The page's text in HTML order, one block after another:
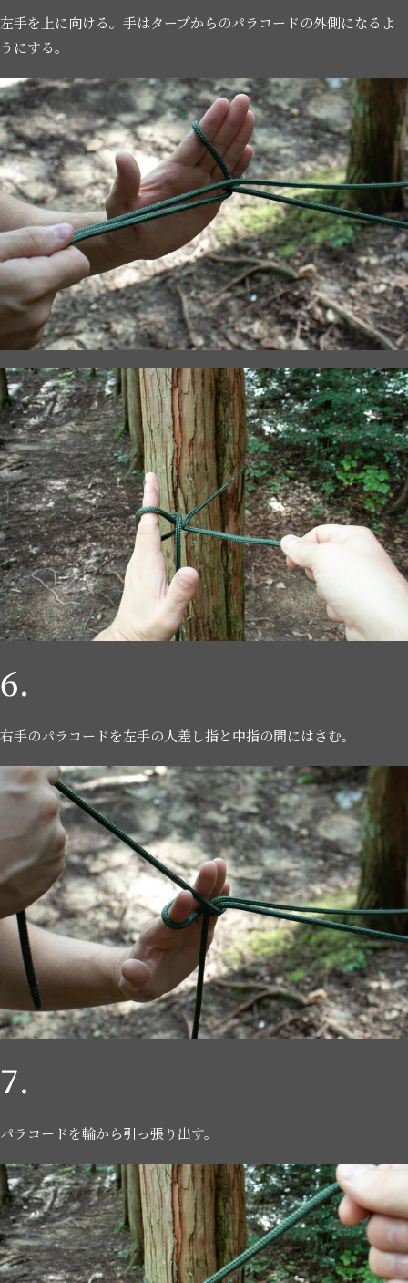
左手を上に向ける。手はタープからのパラコードの外側になるよ
うにする。
6.
右手のパラコードを左手の人差し指と中指の間にはさむ。
7.
パラコードを輪から引っ張り出す。